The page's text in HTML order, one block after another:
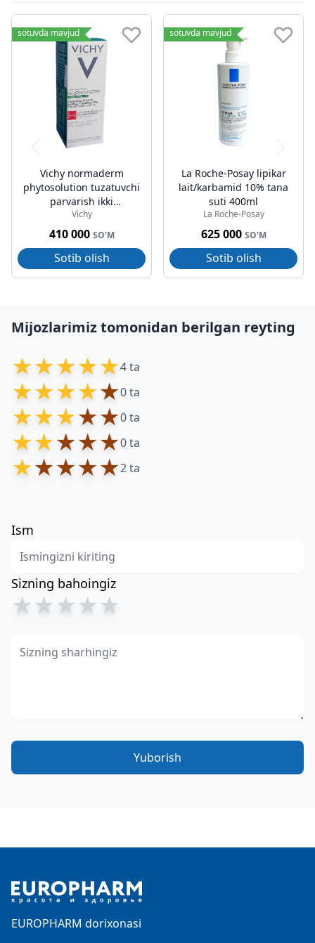
sotuvda mavjud
Vichy normaderm
phytosolution tuzatuvchi
parvarish ikki
tomonlama 50ml
Vichy
410 000 SO'M
Sotib olish
sotuvda mavjud
La Roche-Posay lipikar
lait/karbamid 10% tana
suti 400ml
La Roche-Posay
625 000 SO'M
Sotib olish
Mijozlarimiz tomonidan berilgan reyting
★★★★★4 ta
★★★★★0 ta
★★★★★0 ta
★★★★★0 ta
★★★★★2 ta
Ism
Sizning bahoingiz
★★★★★
Yuborish
EUROPHARM dorixonasi